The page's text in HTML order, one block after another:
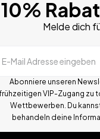
Melde dich
E-Mail Adresse eingeben
Abonniere unseren
VIP-Zugang zu
Wettbewerben. Du
behandeln deine